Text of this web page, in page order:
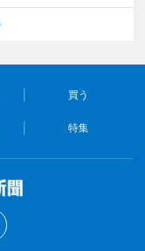
買う
特集